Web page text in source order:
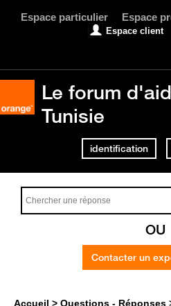
Espace particulier Espace
Espace client
Le forum
Tunisie
identification
OU
Contacter un
Accueil Questions - Réponses